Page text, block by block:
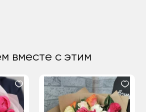
вместе с этим